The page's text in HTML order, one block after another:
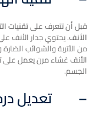
قبل أن تتعرف علىتقنيات
الأنف. يحتوي جدار الأنف
من الأتربة والشوائب
الأنف غشاء مرن يعمل على
الجسم.
– تعديل